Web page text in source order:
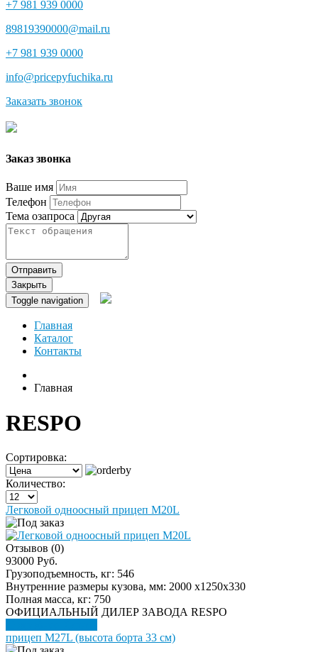
+7 981 939 0000
89819390000@mail.ru
+7 981 939 0000
info@pricepyfuchika.ru
Заказать звонок
Заказ звонка
Ваше имя
Телефон
Тема озапроса
Отправить
Закрыть
Toggle navigation
Главная
Каталог
Контакты
Главная
RESPO
Сортировка:
Количество:
Легковой одноосный прицеп M20L
Отзывов (0)
93000 Руб.
Грузоподъемность, кг: 546
Внутренние размеры кузова, мм: 2000 х1250x330
Полная масса, кг: 750
ОФИЦИАЛЬНЫЙ ДИЛЕР ЗАВОДА RESPO
прицеп M27L (высота борта 33 см)